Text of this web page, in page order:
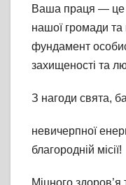
Ваша праця — це
нашої громади та
фундамент
захищеності та
З нагоди свята,
невичерпної
благородній місії!
Міцного здоров’я